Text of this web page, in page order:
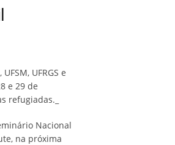
UFRGS e
e 29 de
refugiadas._
Nacional
na próxima